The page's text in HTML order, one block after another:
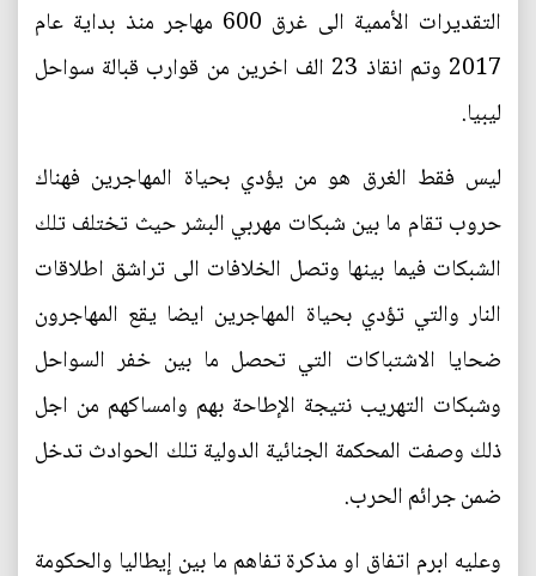
التقديرات الأممية الى غرق 600 مهاجر منذ بداية عام
2017 وتم انقاذ 23 الف اخرين من قوارب قبالة سواحل
ليبيا.
ليس فقط الغرق هو من يؤدي بحياة المهاجرين فهناك
حروب تقام ما بين شبكات مهربي البشر حيث تختلف تلك
الشبكات فيما بينها وتصل الخلافات الى تراشق اطلاقات
النار والتي تؤدي بحياة المهاجرين ايضا يقع المهاجرون
ضحايا الاشتباكات التي تحصل ما بين خفر السواحل
وشبكات التهريب نتيجة الإطاحة بهم وامساكهم من اجل
ذلك وصفت المحكمة الجنائية الدولية تلك الحوادث تدخل
ضمن جرائم الحرب.
وعليه ابرم اتفاق او مذكرة تفاهم ما بين إيطاليا والحكومة